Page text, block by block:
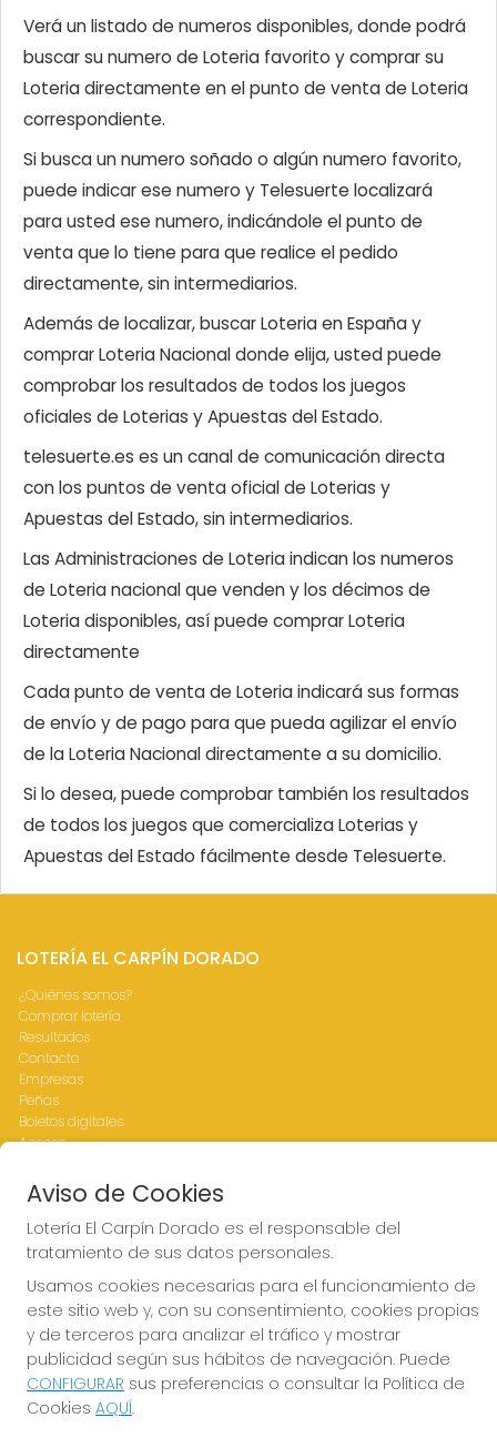
Verá un listado de numeros disponibles, donde podrá
buscar su numero de Loteria favorito y comprar su
Loteria directamente en el punto de venta de Loteria
correspondiente.
Si busca un numero soñado o algún numero favorito,
puede indicar ese numero y Telesuerte localizará
para usted ese numero, indicándole el punto de
venta que lo tiene para que realice el pedido
directamente, sin intermediarios.
Además de localizar, buscar Loteria en España y
comprar Loteria Nacional donde elija, usted puede
comprobar los resultados de todos los juegos
oficiales de Loterias y Apuestas del Estado.
telesuerte.es es un canal de comunicación directa
con los puntos de venta oficial de Loterias y
Apuestas del Estado, sin intermediarios.
Las Administraciones de Loteria indican los numeros
de Loteria nacional que venden y los décimos de
Loteria disponibles, así puede comprar Loteria
directamente
Cada punto de venta de Loteria indicará sus formas
de envío y de pago para que pueda agilizar el envío
de la Loteria Nacional directamente a su domicilio.
Si lo desea, puede comprobar también los resultados
de todos los juegos que comercializa Loterias y
Apuestas del Estado fácilmente desde Telesuerte.
LOTERÍA EL CARPÍN DORADO
¿Quiénes somos?
Comprar lotería
Resultados
Contacto
Empresas
Peñas
Boletos digitales
Acceso
CONTACTO
ADMINISTRACION DE LOTERIAS Nº76-VALENCIA Receptor
963341264
Clica aquí para contactar por WhatsApp
676642156
loteria@elcarpindorado.com
Calle San Valero, 4 bajo
Valencia, 46005
Aviso de Cookies
Lotería El Carpín Dorado es el responsable del
tratamiento de sus datos personales.
Usamos cookies necesarias para el funcionamiento de
este sitio web y, con su consentimiento, cookies propias
y de terceros para analizar el tráfico y mostrar
publicidad según sus hábitos de navegación. Puede
CONFIGURAR sus preferencias o consultar la Política de
Cookies AQUÍ.